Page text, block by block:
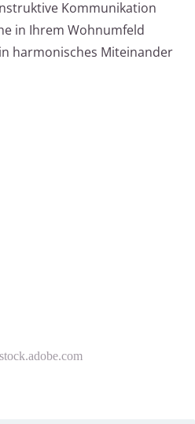
Kommunikation
in Ihrem Wohnumfeld
harmonisches Miteinander